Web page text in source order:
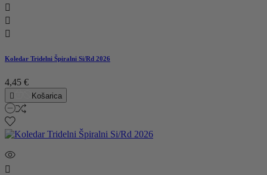



Koledar Tridelni Špiralni Si/Rd 2026
4,45 €
 Košarica
